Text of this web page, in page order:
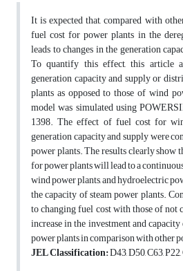
It is expected that, compared with
fuel cost for power plants in the
leads to changes in the generation
To quantify this effect, this article
generation capacity and supply or
plants as opposed to those of wind
model was simulated using
1398. The effect of fuel cost for
generation capacity and supply were
power plants. The results clearly show
for power plants will lead to a
wind power plants, and hydroelectric
the capacity of steam power plants.
to changing fuel cost with those of not
increase in the investment and
power plants in comparison with other
JEL Classification:D43, D50, C63,